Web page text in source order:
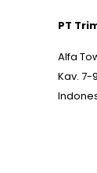
PT
Alfa
Kav. 7-